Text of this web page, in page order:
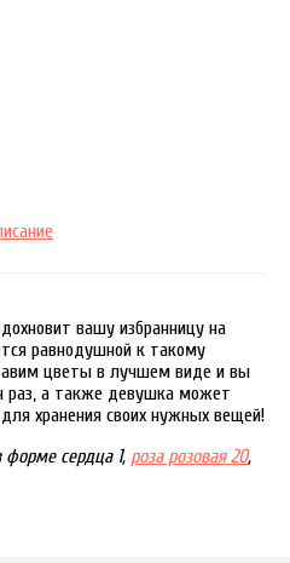
вашу избранницу на
равнодушной к такому
цветы в лучшем виде и вы
раз, а также девушка может
хранения своих нужных вещей!
форме сердца 1, роза розовая 20,